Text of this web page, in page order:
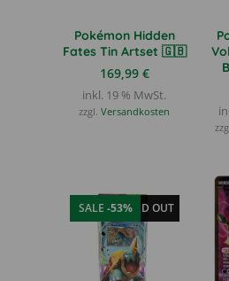
Pokémon Hidden
Fates Tin Artset 🇬🇧
169,99 €
inkl. 19 % MwSt.
zzgl.Versandkosten
SOLD OUT
SALE -53%